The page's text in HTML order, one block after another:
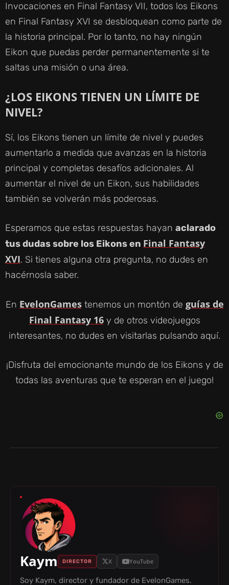
Invocaciones en Final Fantasy VII, todos los Eikons
en Final Fantasy XVI se desbloquean como parte de
la historia principal. Por lo tanto, no hay ningún
Eikon que puedas perder permanentemente si te
saltas una misión o una área.
¿LOS EIKONS TIENEN UN LÍMITE DE
NIVEL?
Sí, los Eikons tienen un límite de nivel y puedes
aumentarlo a medida que avanzas en la historia
principal y completas desafíos adicionales. Al
aumentar el nivel de un Eikon, sus habilidades
también se volverán más poderosas.
Esperamos que estas respuestas hayan aclarado
tus dudas sobre los Eikons en Final Fantasy
XVI. Si tienes alguna otra pregunta, no dudes en
hacérnosla saber.
En EvelonGamestenemos un montón de guías de
Final Fantasy 16y de otros videojuegos
interesantes, no dudes en visitarlas pulsando aquí.
¡Disfruta del emocionante mundo de los Eikons y de
todas las aventuras que te esperan en el juego!
Kaym DIRECTOR X YouTube
Soy Kaym, director y fundador de EvelonGames.